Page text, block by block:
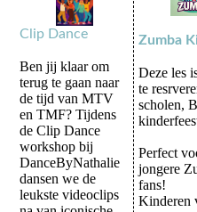
Clip Dance
Ben jij klaar om
terug te gaan naar
de tijd van MTV
en TMF? Tijdens
de Clip Dance
workshop bij
DanceByNathalie
dansen we de
leukste videoclips
Zumba
Deze les
te
scholen,
Perfect
jongere
fans!
Kinderen